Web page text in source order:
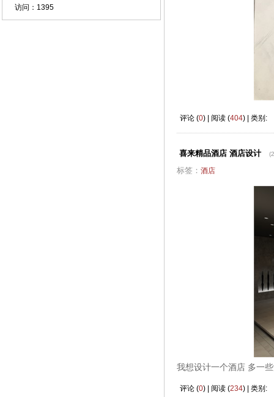
访问： 1395
评论 (0) | 阅读 (404) | 类别:
喜来精品酒店 酒店设计
标签： 酒店
我想设计一个酒店 多一
评论 (0) | 阅读 (234) | 类别: